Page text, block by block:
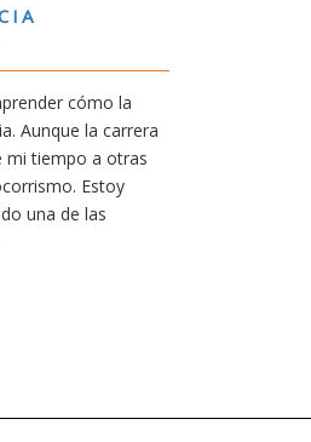
URRACA TORICES
Grado de Ing.Tecnologías
carrera necesitas una buena
ha sido poder trabajar en Japón
de teleco me dará la oportunidad
al principio parezca duro, uno
la pena por las múltiples
ofrece.